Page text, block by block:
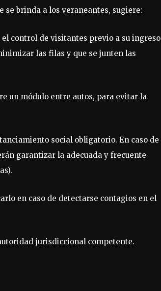
se brinda a los veraneantes, sugiere:
control de visitantes previo a su
las filas y que se junten las
un módulo entre autos, para evitar la
social obligatorio. En caso de
garantizar la adecuada y frecuente
en caso de detectarse contagios en el
jurisdiccional competente.